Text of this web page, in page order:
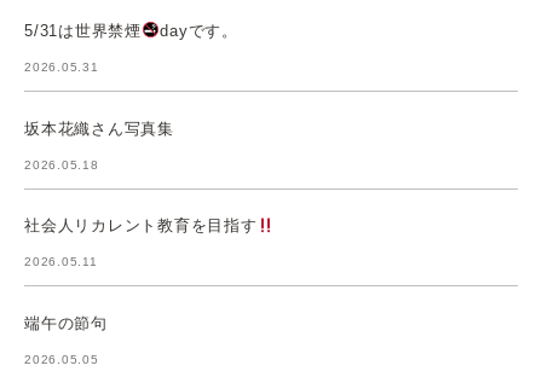
5/31は世界禁煙 dayです。
2026.05.31
坂本花織さん写真集
2026.05.18
社会人リカレント教育を目指す
2026.05.11
端午の節句
2026.05.05